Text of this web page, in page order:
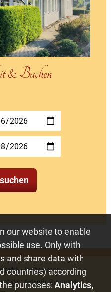
& Buchen
⋅ instagram ⋅
MV - folgen Sie uns!
our website to enable
use. Only with
and share data with
countries) according
purposes:Analytics,